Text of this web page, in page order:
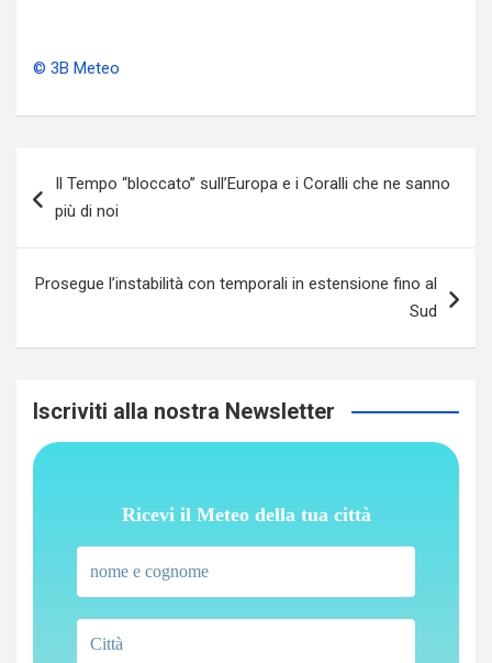
© 3B Meteo
articoli
Il Tempo “bloccato” sull’Europa e i Coralli che ne sanno
più di noi
Prosegue l’instabilità con temporali in estensione fino al
Sud
Iscriviti alla nostra Newsletter
Ricevi il Meteo della tua città